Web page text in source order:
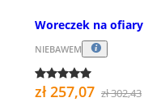
Woreczek na ofiary
NIEBAWEM
zł 257,07 zł 302,43